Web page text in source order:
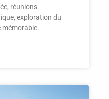
réunions
exploration du
mémorable.